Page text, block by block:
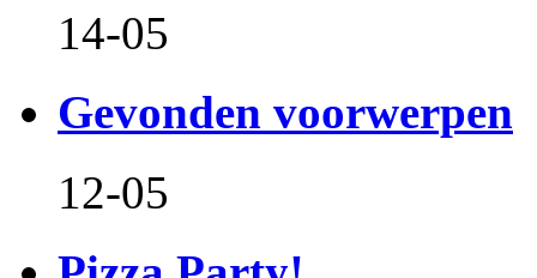
14-05
Gevonden voorwerpen
12-05